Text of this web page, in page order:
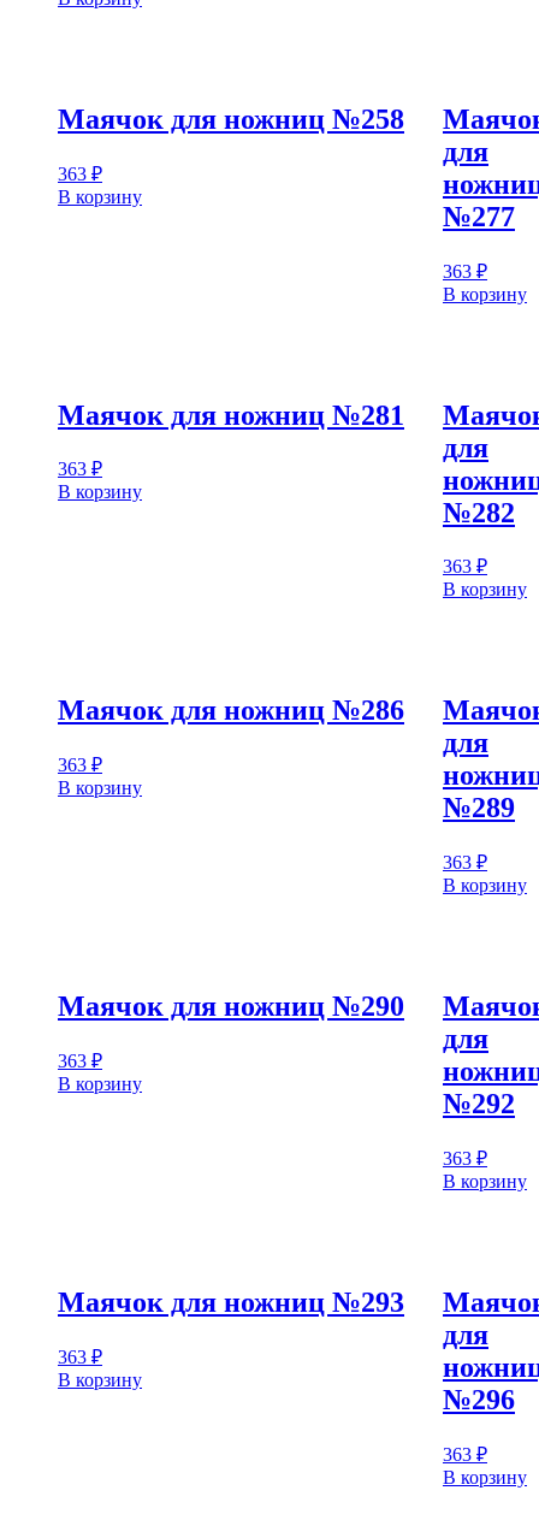
Маячок для ножниц №258
363 ₽
В корзину
для
№277
363 ₽
В корзину
Маячок для ножниц №281
363 ₽
В корзину
для
№282
363 ₽
В корзину
Маячок для ножниц №286
363 ₽
В корзину
для
№289
363 ₽
В корзину
Маячок для ножниц №290
363 ₽
В корзину
для
№292
363 ₽
В корзину
Маячок для ножниц №293
363 ₽
В корзину
для
№296
363 ₽
В корзину